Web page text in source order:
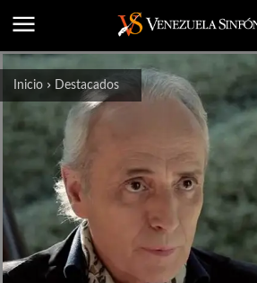
Inicio Destacados